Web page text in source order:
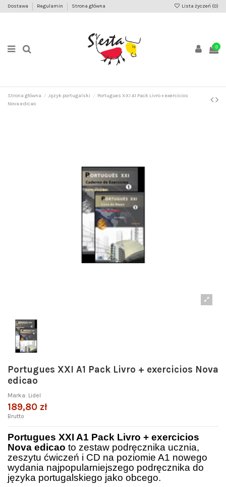
Dostawa Regulamin Strona główna Lista życzeń (0)
0
Strona główna Język portugalski
Portugues XXI A1 Pack Livro + exercicios
Nova edicao
Portugues XXI A1 Pack Livro + exercicios Nova
edicao
Marka: Lidel
189,80 zł
Brutto
Portugues XXI A1 Pack Livro + exercicios
Nova edicao to zestaw podręcznika ucznia,
zeszytu ćwiczeń i CD na poziomie A1 nowego
wydania najpopularniejszego podręcznika do
języka portugalskiego jako obcego.